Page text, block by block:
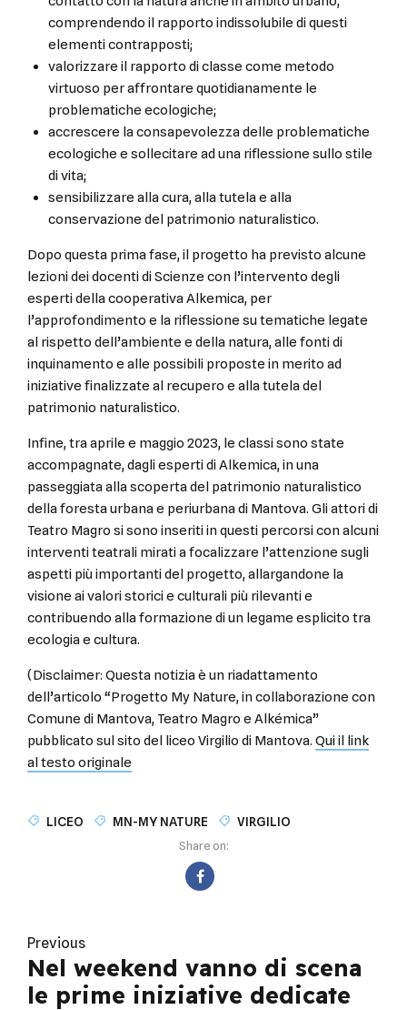
comprendendo il rapporto indissolubile di questi
elementi contrapposti;
valorizzare il rapporto di classe come metodo
virtuoso per affrontare quotidianamente le
problematiche ecologiche;
accrescere la consapevolezza delle problematiche
ecologiche e sollecitare ad una riflessione sullo stile
di vita;
sensibilizzare alla cura, alla tutela e alla
conservazione del patrimonio naturalistico.
Dopo questa prima fase, il progetto ha previsto alcune
lezioni dei docenti di Scienze con l’intervento degli
esperti della cooperativa Alkemica, per
l’approfondimento e la riflessione su tematiche legate
al rispetto dell’ambiente e della natura, alle fonti di
inquinamento e alle possibili proposte in merito ad
iniziative finalizzate al recupero e alla tutela del
patrimonio naturalistico.
Infine, tra aprile e maggio 2023, le classi sono state
accompagnate, dagli esperti di Alkemica, in una
passeggiata alla scoperta del patrimonio naturalistico
della foresta urbana e periurbana di Mantova. Gli attori di
Teatro Magro si sono inseriti in questi percorsi con alcuni
interventi teatrali mirati a focalizzare l’attenzione sugli
aspetti più importanti del progetto, allargandone la
visione ai valori storici e culturali più rilevanti e
contribuendo alla formazione di un legame esplicito tra
ecologia e cultura.
(Disclaimer: Questa notizia è un riadattamento
dell’articolo “Progetto My Nature, in collaborazione con
Comune di Mantova, Teatro Magro e Alkémica”
pubblicato sul sito del liceo Virgilio di Mantova. Qui il link
al testo originale
LICEO MN-MY NATURE
VIRGILIO
Share on:
Previous
Nel weekend vanno di scena
le prime iniziative dedicate